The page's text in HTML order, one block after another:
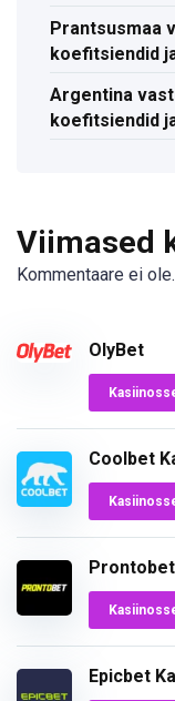
Prantsusmaa
koefitsiendid
Argentina
koefitsiendid
Viimased
Kommentaare ei ole.
OlyBet
Coolbet
Epicbet